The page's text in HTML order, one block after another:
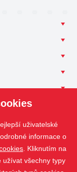
uživatelské
informace o
. Kliknutím na
užívat všechny typy